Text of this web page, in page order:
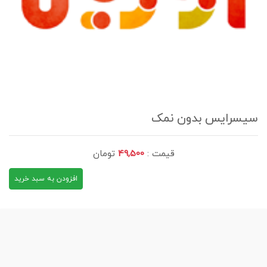
سیسرایس بدون نمک
قیمت : 49,500 تومان
افزودن به سبد خرید